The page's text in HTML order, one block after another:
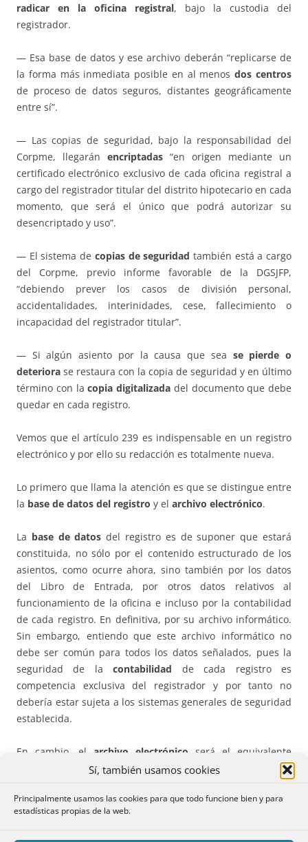
Sí, también usamos cookies
Principalmente usamos las cookies para que todo funcione bien y para
estadísticas propias de la web.
radicar en la oficina registral, bajo la custodia del
registrador.
— Esa base de datos y ese archivo deberán “replicarse de
la forma más inmediata posible en al menosdos centros
de proceso de datos seguros, distantes geográficamente
entre sí”.
— Las copias de seguridad, bajo la responsabilidad del
Corpme, llegarán encriptadas “en origen mediante un
certificado electrónico exclusivo de cada oficina registral a
cargo del registrador titular del distrito hipotecario en cada
momento, que será el único que podrá autorizar su
desencriptado y uso”.
— El sistema de copias de seguridad también está a cargo
del Corpme, previo informe favorable de la DGSJFP,
“debiendo prever los casos de división personal,
accidentalidades, interinidades, cese, fallecimiento o
incapacidad del registrador titular”.
— Si algún asiento por la causa que sea se pierde o
deteriora se restaura con la copia de seguridad y en último
término con lacopia digitalizada del documento que debe
quedar en cada registro.
Vemos que el artículo 239 es indispensable en un registro
electrónico y por ello su redacción es totalmente nueva.
Lo primero que llama la atención es que se distingue entre
la base de datos del registro y el archivo electrónico.
La base de datos del registro es de suponer que estará
constituida, no sólo por el contenido estructurado de los
asientos, como ocurre ahora, sino también por los datos
del Libro de Entrada, por otros datos relativos al
funcionamiento de la oficina e incluso por la contabilidad
de cada registro. En definitiva, por su archivo informático.
Sin embargo, entiendo que este archivo informático no
debe ser común para todos los datos señalados, pues la
seguridad de lacontabilidad de cada registro es
competencia exclusiva del registrador y por tanto no
debería estar sujeta a los sistemas generales de seguridad
establecida.
En cambio, el archivo electrónico será el equivalente
informático al archivo físico.
Ello nos lleva a considerar que los archivos informáticos de
cada registro serán como mínimo tres: la